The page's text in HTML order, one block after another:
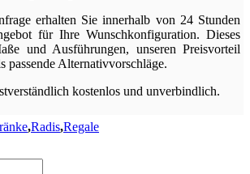
erhalten Sie innerhalb von 24 Stunden
für Ihre Wunschkonfiguration. Dieses
und Ausführungen, unseren Preisvorteil
passende Alternativvorschläge.
kostenlos und unverbindlich.
,Radis,Regale